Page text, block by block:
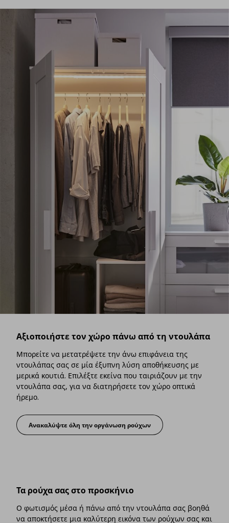
Αξιοποιήστε τον χώρο πάνω από τη ντουλάπα
Μπορείτε να μετατρέψετε την άνω επιφάνεια της
ντουλάπας σας σε μία έξυπνη λύση αποθήκευσης με
μερικά κουτιά. Επιλέξτε εκείνα που ταιριάζουν με την
ντουλάπα σας, για να διατηρήσετε τον χώρο οπτικά
ήρεμο.
Αξιοποιήστε τον χώρο πάνω από τη
Ανακαλύψτε όλη την οργάνωση ρούχων
Τα ρούχα σας στο προσκήνιο
Ο φωτισμός μέσα ή πάνω από την ντουλάπα σας βοηθά
να αποκτήσετε μια καλύτερη εικόνα των ρούχων σας και